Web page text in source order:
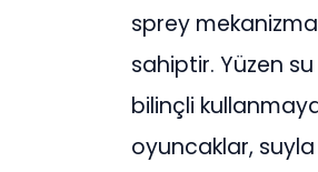
sprey
sahiptir. Yüzen
bilinçli
oyuncaklar,